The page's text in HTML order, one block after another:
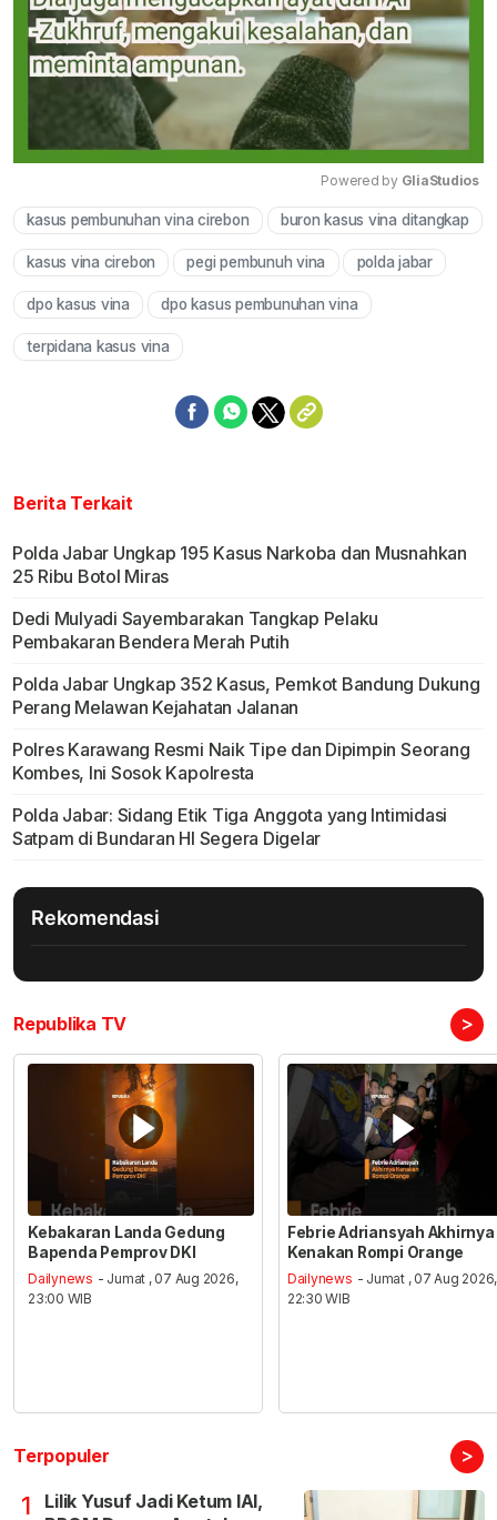
Mute
Powered by GliaStudios
kasus pembunuhan vina cirebon buron kasus vina ditangkap
kasus vina cirebon pegi pembunuh vina polda jabar
dpo kasus vina dpo kasus pembunuhan vina
terpidana kasus vina
Berita Terkait
Polda Jabar Ungkap 195 Kasus Narkoba dan Musnahkan
25 Ribu Botol Miras
Dedi Mulyadi Sayembarakan Tangkap Pelaku
Pembakaran Bendera Merah Putih
Polda Jabar Ungkap 352 Kasus, Pemkot Bandung Dukung
Perang Melawan Kejahatan Jalanan
Polres Karawang Resmi Naik Tipe dan Dipimpin Seorang
Kombes, Ini Sosok Kapolresta
Polda Jabar: Sidang Etik Tiga Anggota yang Intimidasi
Satpam di Bundaran HI Segera Digelar
Rekomendasi
Republika TV >
Kebakaran Landa Gedung
Bapenda Pemprov DKI
Dailynews - Jumat , 07 Aug 2026,
23:00 WIB
Febrie Adriansyah Akhirnya
Kenakan Rompi Orange
Dailynews - Jumat , 07 Aug 2026,
22:30 WIB
Terpopuler >
1
Lilik Yusuf Jadi Ketum IAI,